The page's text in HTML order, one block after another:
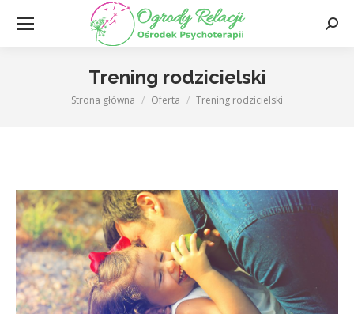
Trening rodzicielski
Jesteś tutaj:
Strona główna Oferta Trening rodzicielski